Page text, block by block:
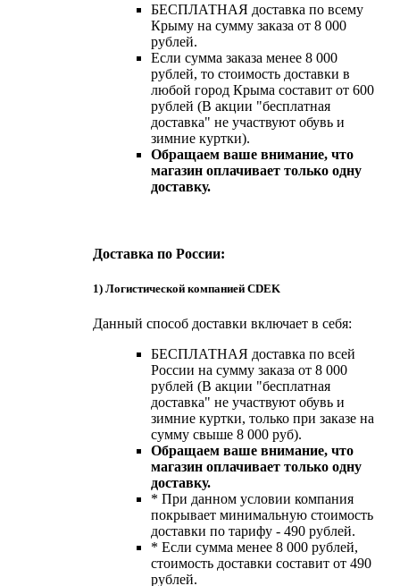
БЕСПЛАТНАЯ доставка по всему
Крыму на сумму заказа от 8 000
рублей.
Если сумма заказа менее 8 000
рублей, то стоимость доставки в
любой город Крыма составит от 600
рублей (В акции "бесплатная
доставка" не участвуют обувь и
зимние куртки).
Обращаем ваше внимание, что
магазин оплачивает только одну
доставку.
Доставка по России:
1) Логистической компанией CDEK
Данный способ доставки включает в себя:
БЕСПЛАТНАЯ доставка по всей
России на сумму заказа от 8 000
рублей (В акции "бесплатная
доставка" не участвуют обувь и
зимние куртки, только при заказе на
сумму свыше 8 000 руб).
Обращаем ваше внимание, что
магазин оплачивает только одну
доставку.
* При данном условии компания
покрывает минимальную стоимость
доставки по тарифу - 490 рублей.
* Если сумма менее 8 000 рублей,
стоимость доставки составит от 490
рублей.